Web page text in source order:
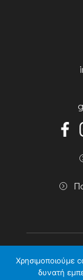
Χρησιμοποιούμε
δυνατή